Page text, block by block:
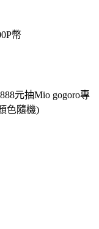
幣
元抽Mio gogoro專
色隨機)